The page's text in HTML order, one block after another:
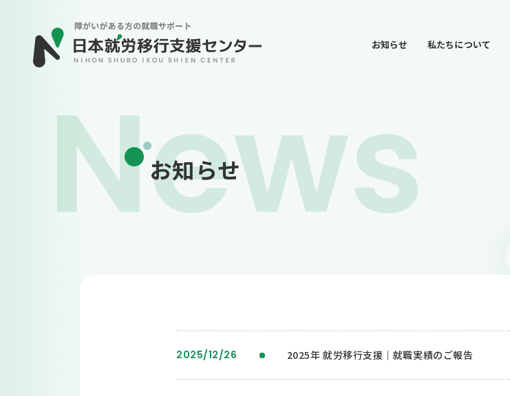
お知らせ 私たちについて
News
お知らせ
2025/12/26 2025年 就労移行支援｜就職実績のご報告